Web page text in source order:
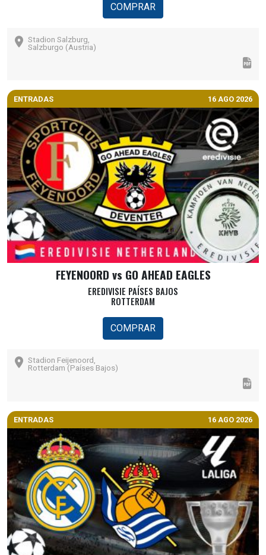
COMPRAR
Stadion Salzburg,
Salzburgo (Austria)
ENTRADAS 16 AGO 2026
FEYENOORD vs GO AHEAD EAGLES
EREDIVISIE PAÍSES BAJOS
ROTTERDAM
COMPRAR
Stadion Feijenoord,
Rotterdam (Países Bajos)
ENTRADAS 16 AGO 2026